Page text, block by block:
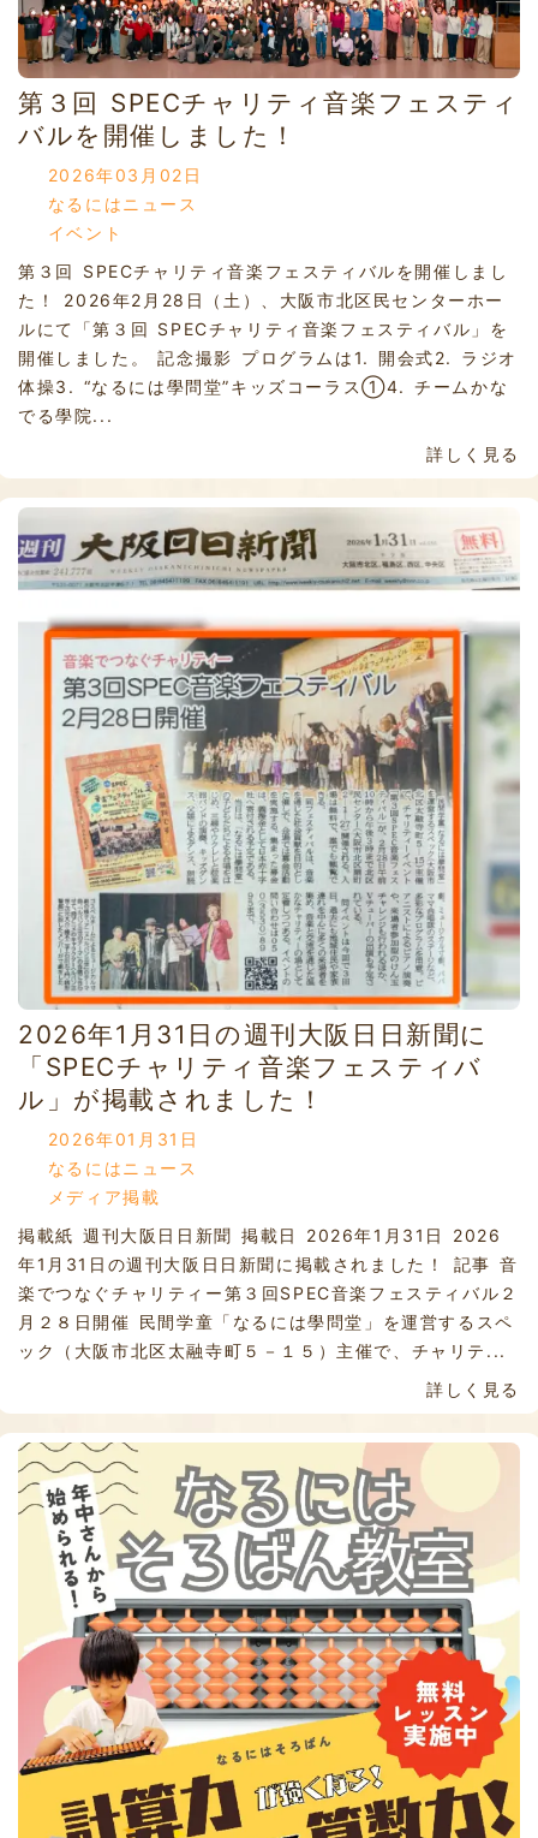
第３回 SPECチャリティ音楽フェスティ
バルを開催しました！
2026年03月02日
なるにはニュース
イベント
第３回 SPECチャリティ音楽フェスティバルを開催しまし
た！ 2026年2月28日（土）、大阪市北区民センターホー
ルにて「第３回 SPECチャリティ音楽フェスティバル」を
開催しました。 記念撮影 プログラムは1. 開会式2. ラジオ
体操3. “なるには學問堂”キッズコーラス①4. チームかな
でる學院...
詳しく見る
2026年1月31日の週刊大阪日日新聞に
「SPECチャリティ音楽フェスティバ
ル」が掲載されました！
2026年01月31日
なるにはニュース
メディア掲載
掲載紙 週刊大阪日日新聞 掲載日 2026年1月31日 2026
年1月31日の週刊大阪日日新聞に掲載されました！ 記事 音
楽でつなぐチャリティー第３回SPEC音楽フェスティバル２
月２８日開催 民間学童「なるには學問堂」を運営するスペ
ック（大阪市北区太融寺町５－１５）主催で、チャリテ...
詳しく見る